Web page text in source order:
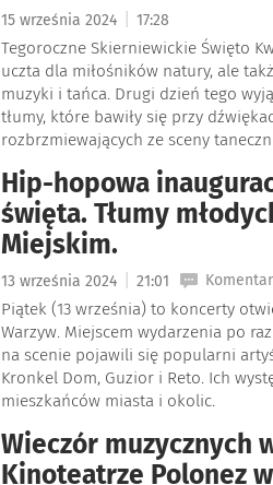
15 września 2024 17:28
Tegoroczne Skierniewickie Święto
uczta dla miłośników natury, ale
muzyki i tańca. Drugi dzień tego
tłumy, które bawiły się przy
rozbrzmiewających ze sceny
Hip-hopowa
święta. Tłumy
Miejskim.
13 września 2024 21:01
Piątek (13 września) to koncerty
Warzyw. Miejscem wydarzenia po
na scenie pojawili się popularni
Kronkel Dom, Guzior i Reto. Ich
mieszkańców miasta i okolic.
Wieczór muzycznych
Kinoteatrze Polonez